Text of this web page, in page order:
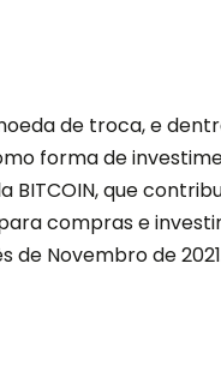
de troca, e
forma de
que
compras e
de Novembro de